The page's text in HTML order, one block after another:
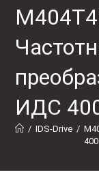
ИДС
/ IDS-Drive /